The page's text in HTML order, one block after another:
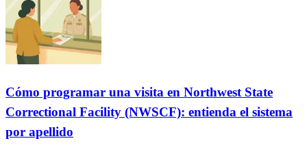
Cómo programar una visita en Northwest State
Correctional Facility (NWSCF): entienda el sistema
por apellido